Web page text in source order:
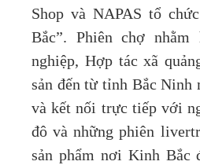
Shop và NAPAS tổ
Bắc”. Phiên chợ
nghiệp, Hợp tác xã
sản đến từ tỉnh Bắc
và kết nối trực tiếp với
đô và những phiên
sản phẩm nơi Kinh Bắc